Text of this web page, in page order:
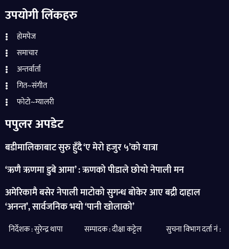
उपयोगी लिंकहरु
होमपेज
समाचार
अन्तर्वार्ता
गित~संगीत
फोटो~ग्यालरी
पपुलर अपडेट
बडीमालिकाबाट सुरु हुँदै ‘ए मेरो हजुर ५’को यात्रा
‘ऋणै ऋणमा डुबे आमा’ : ऋणको पीडाले छोयो नेपाली मन
अमेरिकामै बसेर नेपाली माटोको सुगन्ध बोकेर आए बद्री दाहाल
‘अनन्त’, सार्वजनिक भयो ‘पानी खोलाको’
निर्देशक : सुरेन्द्र थापा सम्पादक : दीक्षा कट्टेल सुचना विभाग दर्ता नं :